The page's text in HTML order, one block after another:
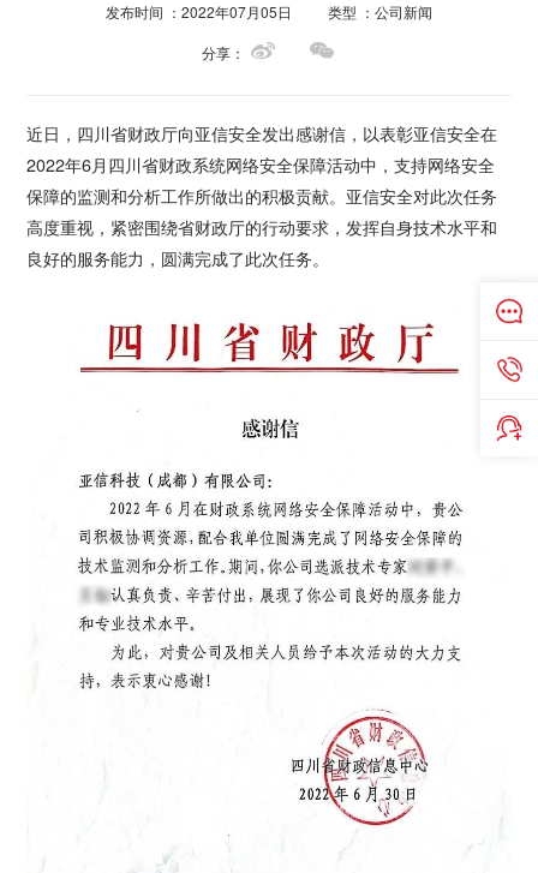
发布时间 ：2022年07月05日
类型 ：公司新闻
分享：
近日，四川省财政厅向亚信安全发出感谢信，以表彰亚信安全在
2022年6月四川省财政系统网络安全保障活动中，支持网络安全
保障的监测和分析工作所做出的积极贡献。亚信安全对此次任务
高度重视，紧密围绕省财政厅的行动要求，发挥自身技术水平和
良好的服务能力，圆满完成了此次任务。